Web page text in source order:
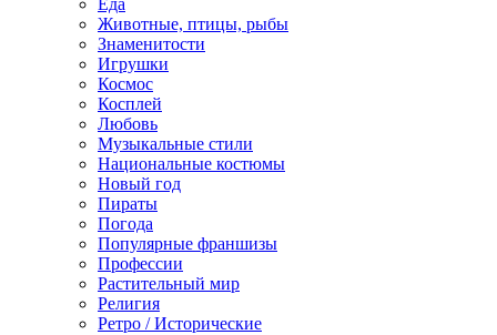
Еда
Животные, птицы, рыбы
Знаменитости
Игрушки
Космос
Косплей
Любовь
Музыкальные стили
Национальные костюмы
Новый год
Пираты
Погода
Популярные франшизы
Профессии
Растительный мир
Религия
Ретро / Исторические